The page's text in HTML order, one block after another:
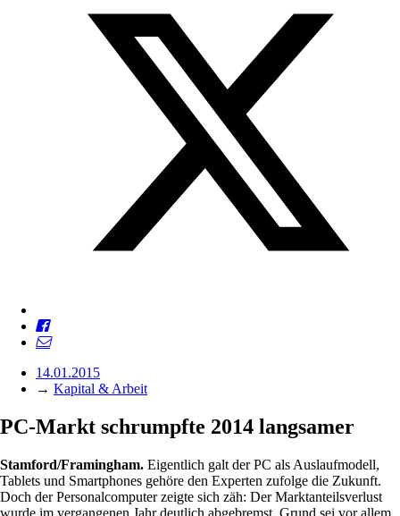
14.01.2015
→ Kapital & Arbeit
PC-Markt schrumpfte 2014 langsamer
Stamford/Framingham. Eigentlich galt der PC als Auslaufmodell,
Tablets und Smartphones gehöre den Experten zufolge die Zukunft.
Doch der Personalcomputer zeigte sich zäh: Der Marktanteilsverlust
wurde im vergangenen Jahr deutlich abgebremst. Grund sei vor allem